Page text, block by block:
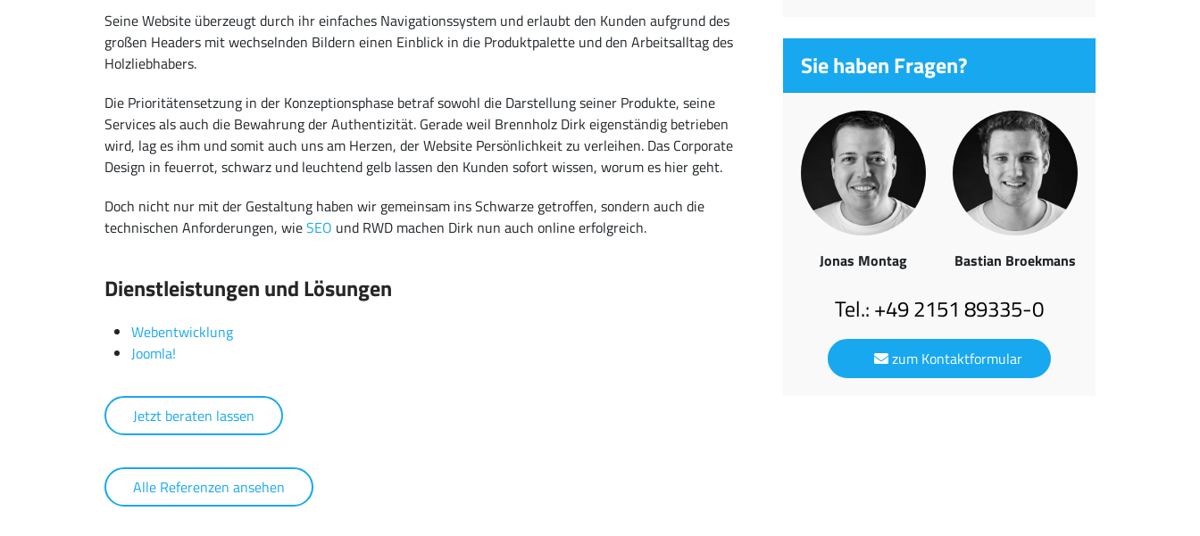
Seine Website überzeugt durch ihr einfaches Navigationssystem und erlaubt den Kunden aufgrund des
großen Headers mit wechselnden Bildern einen Einblick in die Produktpalette und den Arbeitsalltag des
Holzliebhabers.
Die Prioritätensetzung in der Konzeptionsphase betraf sowohl die Darstellung seiner Produkte, seine
Services als auch die Bewahrung der Authentizität. Gerade weil Brennholz Dirk eigenständig betrieben
wird, lag es ihm und somit auch uns am Herzen, der Website Persönlichkeit zu verleihen. Das Corporate
Design in feuerrot, schwarz und leuchtend gelb lassen den Kunden sofort wissen, worum es hier geht.
Doch nicht nur mit der Gestaltung haben wir gemeinsam ins Schwarze getroffen, sondern auch die
technischen Anforderungen, wieSEO und RWD machen Dirk nun auch online erfolgreich.
Dienstleistungen und Lösungen
Webentwicklung
Joomla!
Jetzt beraten lassen
Alle Referenzen ansehen
Sie haben Fragen?
Jonas Montag Bastian Broekmans
Tel.: +49 2151 89335-0
zum Kontaktformular